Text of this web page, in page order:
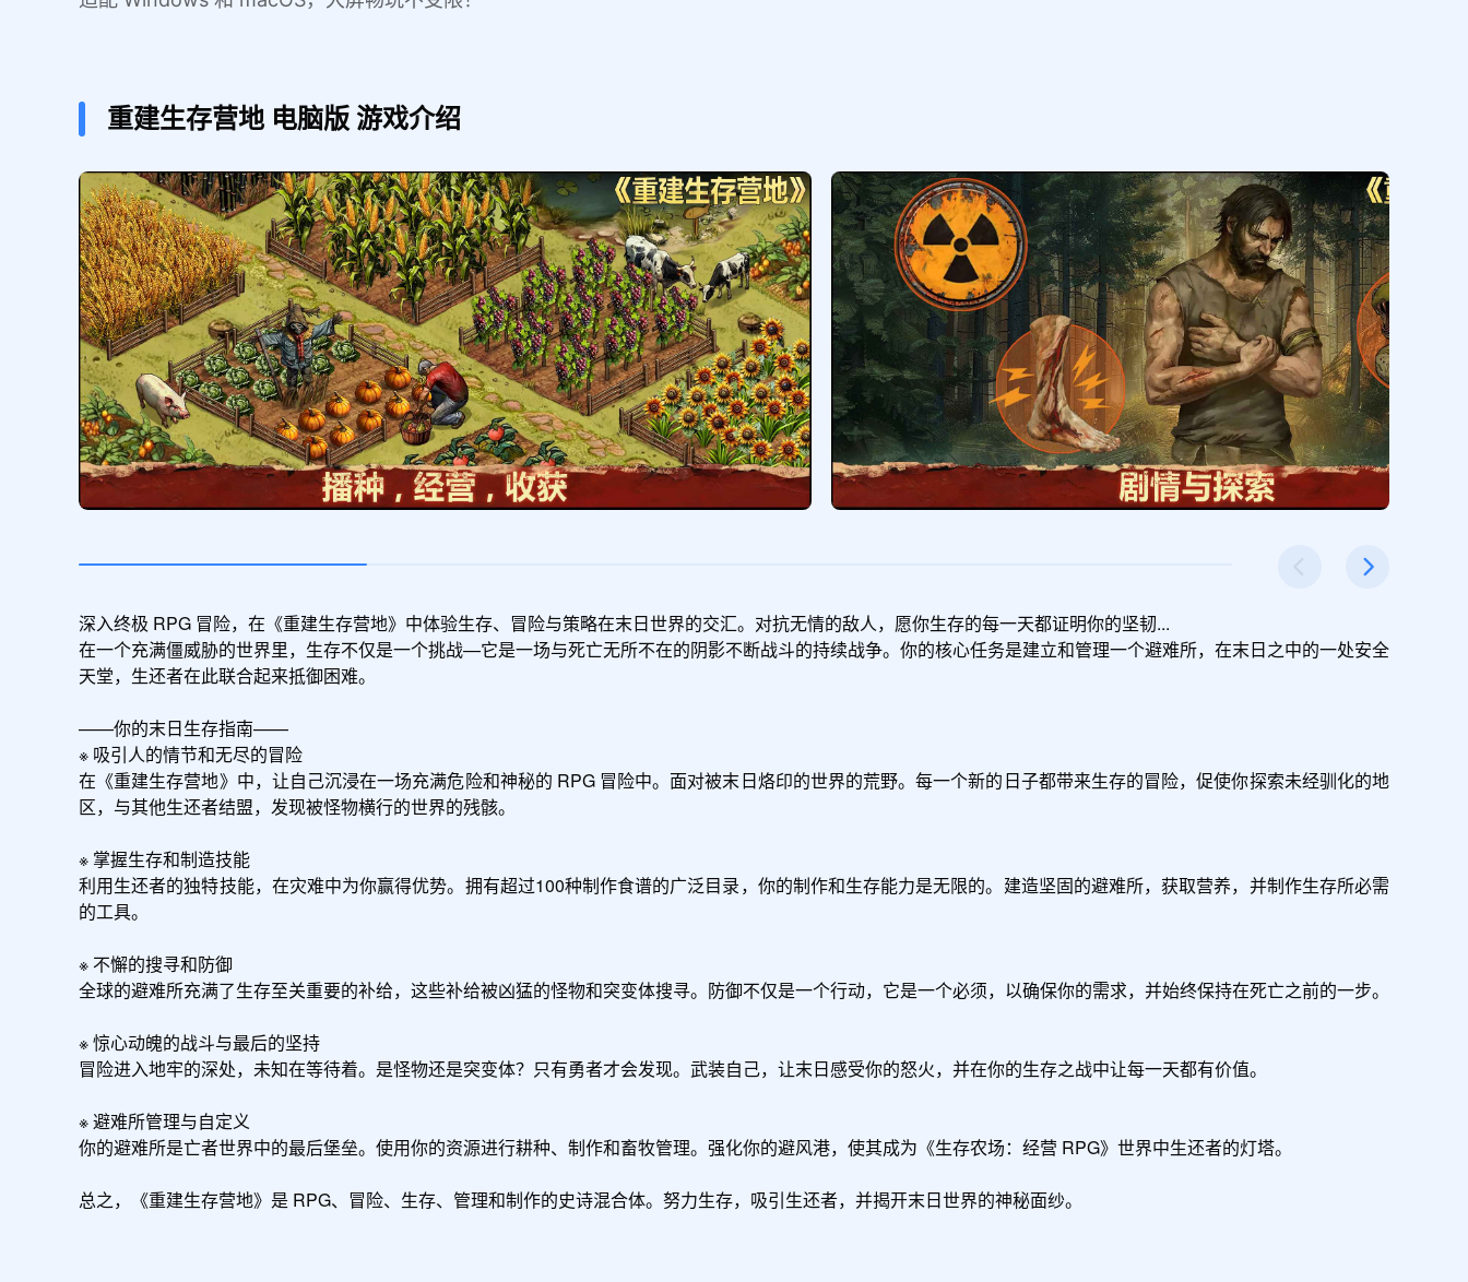
重建生存营地 电脑版 游戏介绍
深入终极 RPG 冒险，在《重建生存营地》中体验生存、冒险与策略在末日世界的交汇。对抗无情的敌人，愿你生存的每一天都证明你的坚韧...
在一个充满僵威胁的世界里，生存不仅是一个挑战—它是一场与死亡无所不在的阴影不断战斗的持续战争。你的核心任务是建立和管理一个避难所，在末日之中的一处安全
天堂，生还者在此联合起来抵御困难。
——你的末日生存指南——
※ 吸引人的情节和无尽的冒险
在《重建生存营地》中，让自己沉浸在一场充满危险和神秘的 RPG 冒险中。面对被末日烙印的世界的荒野。每一个新的日子都带来生存的冒险，促使你探索未经驯化的地
区，与其他生还者结盟，发现被怪物横行的世界的残骸。
※ 掌握生存和制造技能
利用生还者的独特技能，在灾难中为你赢得优势。拥有超过100种制作食谱的广泛目录，你的制作和生存能力是无限的。建造坚固的避难所，获取营养，并制作生存所必需
的工具。
※ 不懈的搜寻和防御
全球的避难所充满了生存至关重要的补给，这些补给被凶猛的怪物和突变体搜寻。防御不仅是一个行动，它是一个必须，以确保你的需求，并始终保持在死亡之前的一步。
※ 惊心动魄的战斗与最后的坚持
冒险进入地牢的深处，未知在等待着。是怪物还是突变体？只有勇者才会发现。武装自己，让末日感受你的怒火，并在你的生存之战中让每一天都有价值。
※ 避难所管理与自定义
你的避难所是亡者世界中的最后堡垒。使用你的资源进行耕种、制作和畜牧管理。强化你的避风港，使其成为《生存农场：经营 RPG》世界中生还者的灯塔。
总之，《重建生存营地》是 RPG、冒险、生存、管理和制作的史诗混合体。努力生存，吸引生还者，并揭开末日世界的神秘面纱。